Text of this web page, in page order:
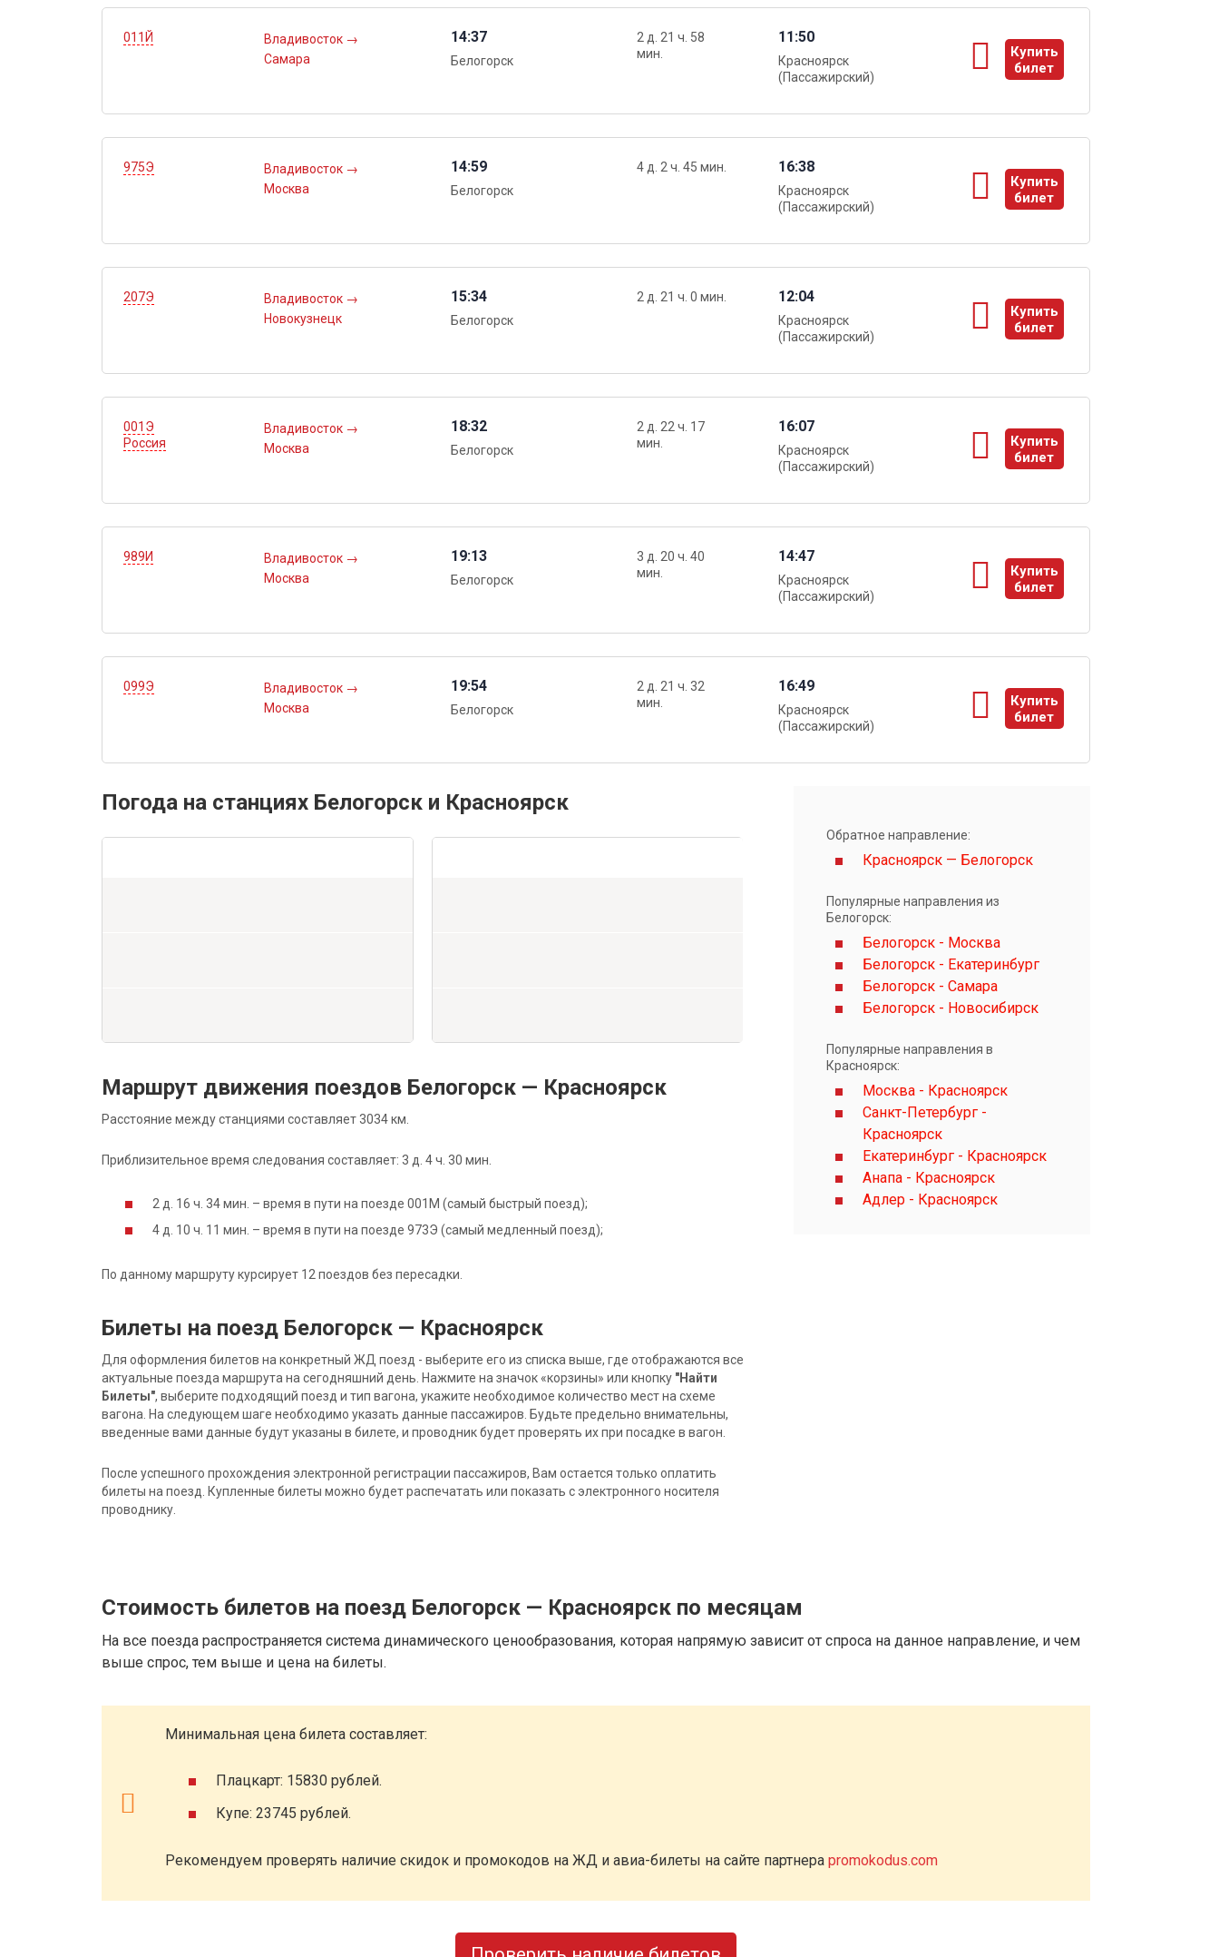
011Й Владивосток →
Самара
14:37
Белогорск
2 д. 21 ч. 58
мин.
11:50
Красноярск
(Пассажирский)
Купить
билет
ы
975Э Владивосток →
Москва
14:59
Белогорск
4 д. 2 ч. 45 мин. 16:38
Красноярск
(Пассажирский)
Купить
билет
ы
207Э Владивосток →
Новокузнецк
15:34
Белогорск
2 д. 21 ч. 0 мин. 12:04
Красноярск
(Пассажирский)
Купить
билет
ы
001Э
Россия
Владивосток →
Москва
18:32
Белогорск
2 д. 22 ч. 17
мин.
16:07
Красноярск
(Пассажирский)
Купить
билет
ы
989И Владивосток →
Москва
19:13
Белогорск
3 д. 20 ч. 40
мин.
14:47
Красноярск
(Пассажирский)
Купить
билет
ы
099Э Владивосток →
Москва
19:54
Белогорск
2 д. 21 ч. 32
мин.
16:49
Красноярск
(Пассажирский)
Купить
билет
ы
Погода на станциях Белогорск и Красноярск
Маршрут движения поездов Белогорск — Красноярск
Расстояние между станциями составляет 3034 км.
Приблизительное время следования составляет: 3 д. 4 ч. 30 мин.
2 д. 16 ч. 34 мин. – время в пути на поезде 001М (самый быстрый поезд);
4 д. 10 ч. 11 мин. – время в пути на поезде 973Э (самый медленный поезд);
По данному маршруту курсирует 12 поездов без пересадки.
Билеты на поезд Белогорск — Красноярск
Для оформления билетов на конкретный ЖД поезд - выберите его из списка выше, где отображаются все
актуальные поезда маршрута на сегодняшний день. Нажмите на значок «корзины» или кнопку "Найти
Билеты", выберите подходящий поезд и тип вагона, укажите необходимое количество мест на схеме
вагона. На следующем шаге необходимо указать данные пассажиров. Будьте предельно внимательны,
введенные вами данные будут указаны в билете, и проводник будет проверять их при посадке в вагон.
После успешного прохождения электронной регистрации пассажиров, Вам остается только оплатить
билеты на поезд. Купленные билеты можно будет распечатать или показать с электронного носителя
проводнику.
Обратное направление:
Красноярск — Белогорск
Популярные направления из
Белогорск:
Белогорск - Москва
Белогорск - Екатеринбург
Белогорск - Самара
Белогорск - Новосибирск
Популярные направления в
Красноярск:
Москва - Красноярск
Санкт-Петербург -
Красноярск
Екатеринбург - Красноярск
Анапа - Красноярск
Адлер - Красноярск
Стоимость билетов на поезд Белогорск — Красноярск по месяцам
На все поезда распространяется система динамического ценообразования, которая напрямую зависит от спроса на данное направление, и чем
выше спрос, тем выше и цена на билеты.
Минимальная цена билета составляет:
Плацкарт: 15830 рублей.
Купе: 23745 рублей.
Рекомендуем проверять наличие скидок и промокодов на ЖД и авиа-билеты на сайте партнера promokodus.com